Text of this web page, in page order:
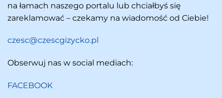
na łamach naszego portalu lub chciałbyś się
zareklamować – czekamy na wiadomość od Ciebie!
czesc@czescgizycko.pl
Obserwuj nas w social mediach:
FACEBOOK